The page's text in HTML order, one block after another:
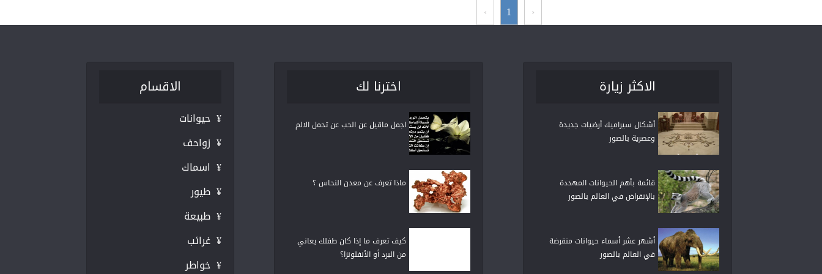
‹
1
›
الاكثر زيارة
أشكال سيراميك أرضيات جديدة
وعصرية بالصور
قائمة بأهم الحيوانات المهددة
بالإنقراض في العالم بالصور
أشهر عشر أسماء حيوانات منقرضة
في العالم بالصور
اخترنا لك
اجمل ماقيل عن الحب عن تحمل الالم
ماذا تعرف عن معدن النحاس ؟
كيف تعرف ما إذا كان طفلك يعاني
من البرد أو الأنفلونزا؟
الاقسام
¥ حيوانات
¥ زواحف
¥ اسماك
¥ طيور
¥ طبيعة
¥ غرائب
¥ خواطر